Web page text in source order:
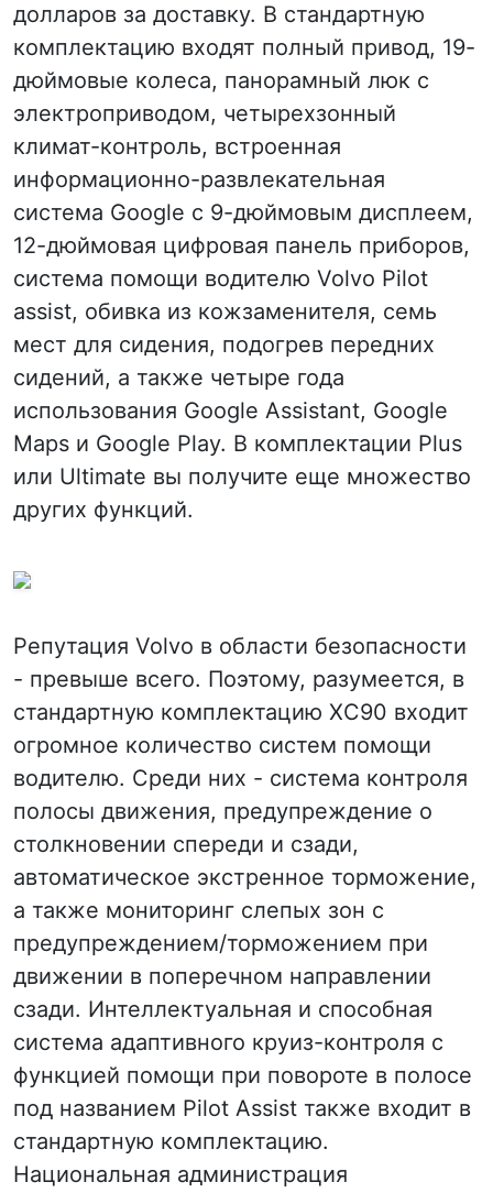
долларов за доставку. В стандартную
комплектацию входят полный привод, 19-
дюймовые колеса, панорамный люк с
электроприводом, четырехзонный
климат-контроль, встроенная
информационно-развлекательная
система Google с 9-дюймовым дисплеем,
12-дюймовая цифровая панель приборов,
система помощи водителю Volvo Pilot
assist, обивка из кожзаменителя, семь
мест для сидения, подогрев передних
сидений, а также четыре года
использования Google Assistant, Google
Maps и Google Play. В комплектации Plus
или Ultimate вы получите еще множество
других функций.
Репутация Volvo в области безопасности
- превыше всего. Поэтому, разумеется, в
стандартную комплектацию XC90 входит
огромное количество систем помощи
водителю. Среди них - система контроля
полосы движения, предупреждение о
столкновении спереди и сзади,
автоматическое экстренное торможение,
а также мониторинг слепых зон с
предупреждением/торможением при
движении в поперечном направлении
сзади. Интеллектуальная и способная
система адаптивного круиз-контроля с
функцией помощи при повороте в полосе
под названием Pilot Assist также входит в
стандартную комплектацию.
Национальная администрация